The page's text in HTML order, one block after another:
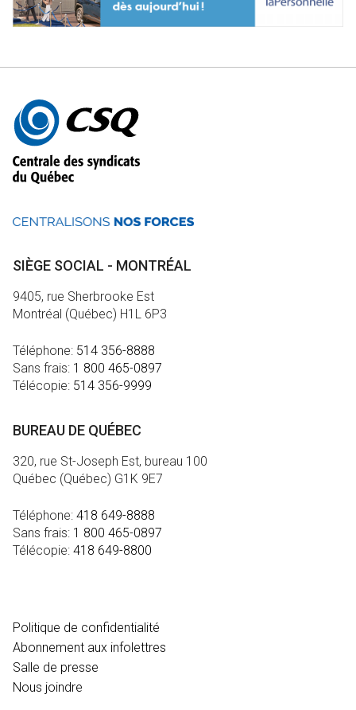
Autres
informations
SIÈGE SOCIAL - MONTRÉAL
9405, rue Sherbrooke Est
Montréal (Québec) H1L 6P3
Téléphone: 514 356-8888
Sans frais: 1 800 465-0897
Télécopie: 514 356-9999
BUREAU DE QUÉBEC
320, rue St-Joseph Est, bureau 100
Québec (Québec) G1K 9E7
Téléphone: 418 649-8888
Sans frais: 1 800 465-0897
Télécopie: 418 649-8800
Politique de confidentialité
Abonnement aux infolettres
Salle de presse
Nous joindre